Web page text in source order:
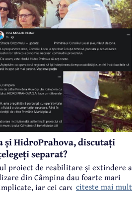
și HidroPrahova, discutați
separat?
proiect de reabilitare și extindere a
din Câmpina dau foarte mari
iar cei care suferă sunt
citeste mai mult